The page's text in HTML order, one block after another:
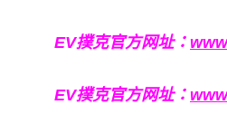
EV撲克官方网址：
EV撲克官方网址：